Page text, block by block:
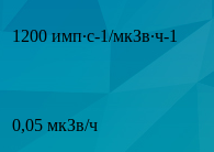
1200 имп·с-1/мкЗв·ч-1
0,05 мкЗв/ч